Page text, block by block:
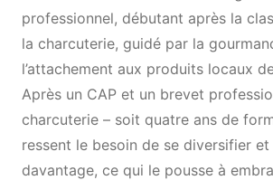
professionnel, débutant après la
la charcuterie, guidé par la
l’attachement aux produits locaux
Après un CAP et un brevet
charcuterie – soit quatre ans de
ressent le besoin de se diversifier et
davantage, ce qui le pousse à